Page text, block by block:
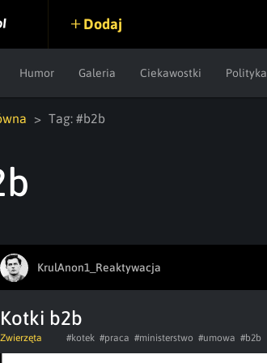
Dodaj
Humor Galeria Ciekawostki Polityka
Tag: #b2b
KrulAnon1_Reaktywacja
Kotki b2b
Zwierzęta #kotek #praca #ministerstwo #umowa #b2b